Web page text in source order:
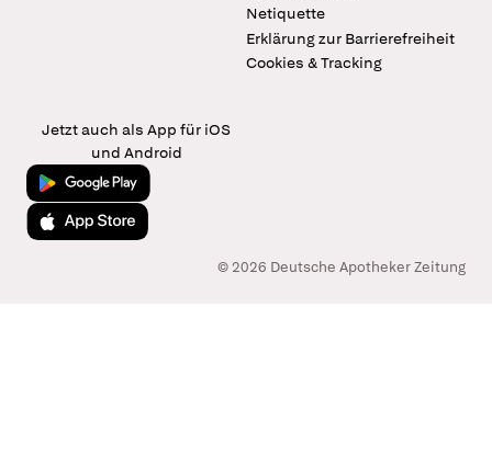
Netiquette
Erklärung zur Barrierefreiheit
Cookies & Tracking
Jetzt auch als App für iOS
und Android
Jetzt bei Google Play
Laden im App Store
© 2026 Deutsche Apotheker Zeitung